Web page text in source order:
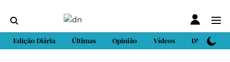
Edição Diária Últimas Opinião Vídeos DN Sport